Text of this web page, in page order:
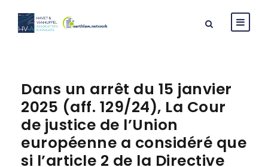
Dans un arrêt du 15 janvier
2025 (aff. 129/24), La Cour
de justice de l’Union
européenne a considéré que
si l’article 2 de la Directive